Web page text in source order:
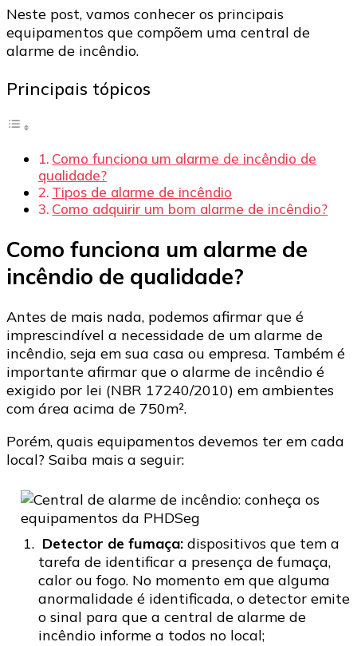
Neste post, vamos conhecer os principais
equipamentos que compõem uma central de
alarme de incêndio.
Principais tópicos
Como funciona um alarme de incêndio de
qualidade?
Tipos de alarme de incêndio
Como adquirir um bom alarme de incêndio?
Como funciona um alarme de
incêndio de qualidade?
Antes de mais nada, podemos afirmar que é
imprescindível a necessidade de um alarme de
incêndio, seja em sua casa ou empresa. Também é
importante afirmar que o alarme de incêndio é
exigido por lei (NBR 17240/2010) em ambientes
com área acima de 750m².
Porém, quais equipamentos devemos ter em cada
local? Saiba mais a seguir:
Detector de fumaça: dispositivos que tem a
tarefa de identificar a presença de fumaça,
calor ou fogo. No momento em que alguma
anormalidade é identificada, o detector emite
o sinal para que a central de alarme de
incêndio informe a todos no local;